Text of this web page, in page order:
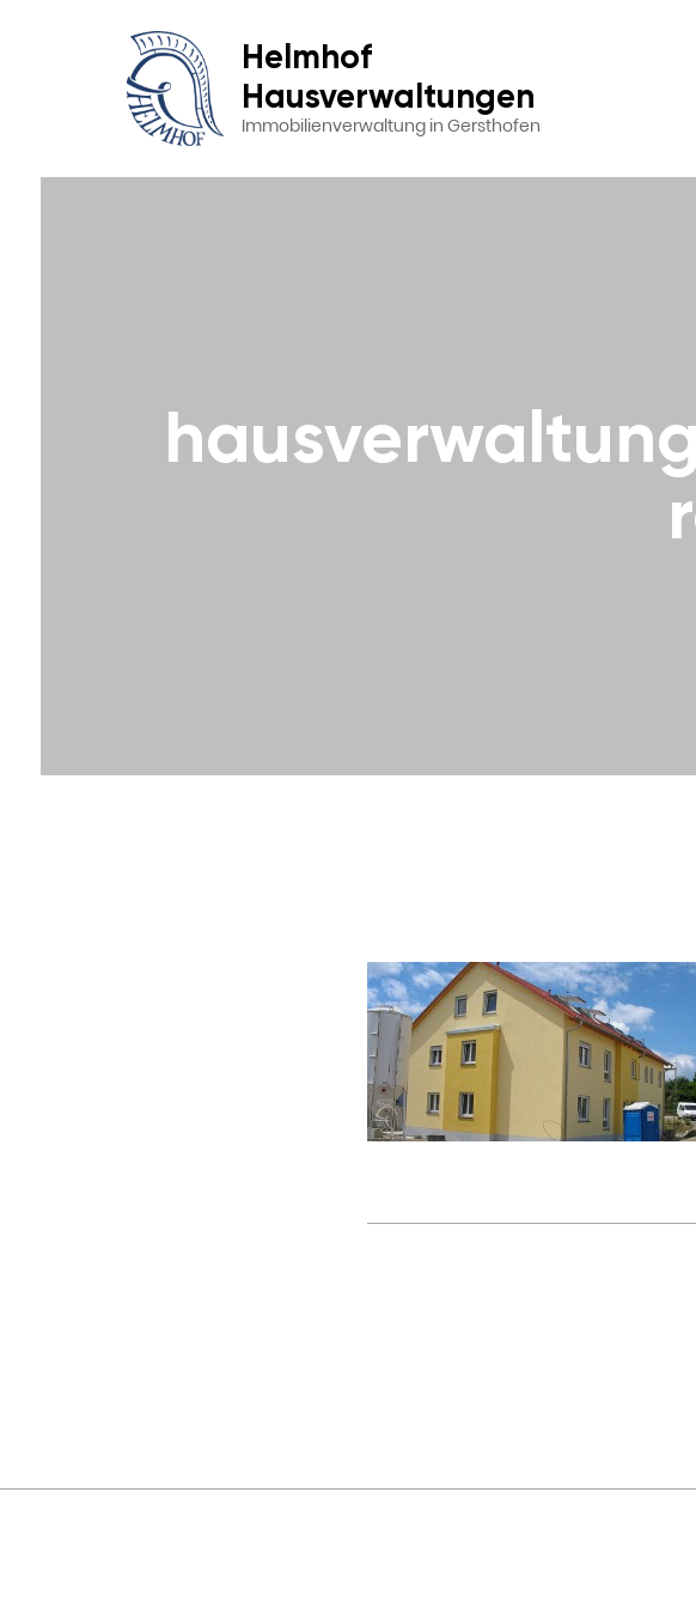
Helmhof
Hausverwaltungen
Immobilienverwaltung in Gersthofen